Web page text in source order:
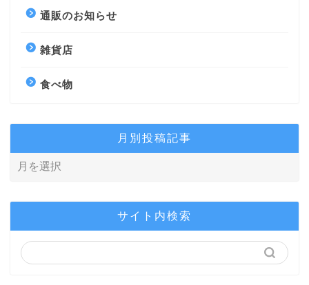
通販のお知らせ
雑貨店
食べ物
月別投稿記事
サイト内検索